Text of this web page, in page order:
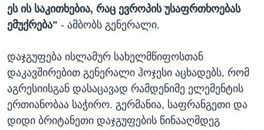
ეს ის საკითხებია, რაც ევროპის უსაფრთხოებას
ემუქრება" - ამბობს გენერალი.
დაჯგუფება ისლამურ სახელმწიფოსთან
დაკავშირებით გენერალი ჰოჯესი აცხადებს, რომ
აგრესიისგან დასაცავად რამდენიმე ელემენტის
ერთიანობაა საჭირო. გერმანია, საფრანგეთი და
დიდი ბრიტანეთი დაჯგუფების წინააღმდეგ